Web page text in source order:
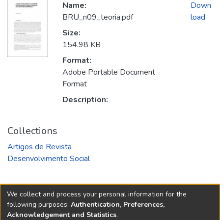
Name:
BRU_n09_teoria.pdf
Size:
154.98 KB
Format:
Adobe Portable Document
Format
Description:
Down
load
Collections
Artigos de Revista
Desenvolvimento Social
We collect and process your personal information for the
following purposes: Authentication, Preferences,
Acknowledgement and Statistics.